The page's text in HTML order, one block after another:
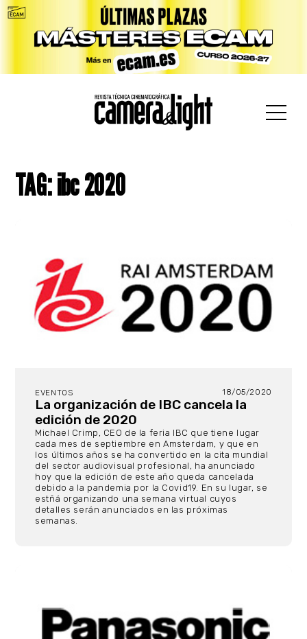
TAG: ibc 2020
EVENTOS 18/05/2020
La organización de IBC cancela la
edición de 2020
Michael Crimp, CEO de la feria IBC que tiene lugar
cada mes de septiembre en Amsterdam, y que en
los últimos años se ha convertido en la cita mundial
del sector audiovisual profesional, ha anunciado
hoy que la edición de este año queda cancelada
debido a la pandemia por la Covid19. En su lugar, se
estñá organizando una semana virtual cuyos
detalles serán anunciados en las próximas
semanas.